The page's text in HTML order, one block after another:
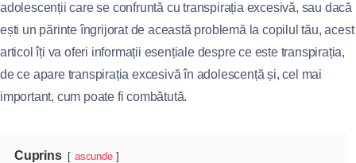
adolescenții care se confruntă cu transpirația excesivă, sau dacă
ești un părinte îngrijorat de această problemă la copilul tău, acest
articol îți va oferi informații esențiale despre ce este transpirația,
de ce apare transpirația excesivă în adolescență și, cel mai
important, cum poate fi combătută.
Cuprins ascunde